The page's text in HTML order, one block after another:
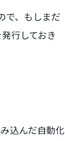
で、もしまだ
行しておき
込んだ自動化